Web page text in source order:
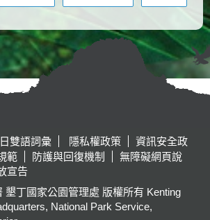
雙語詞彙 隱私權政策
資訊安全政
範 防護與回復機制
無障礙網頁說
宣告
墾丁國家公園管理處 版權所有 Kenting
National Park Service,